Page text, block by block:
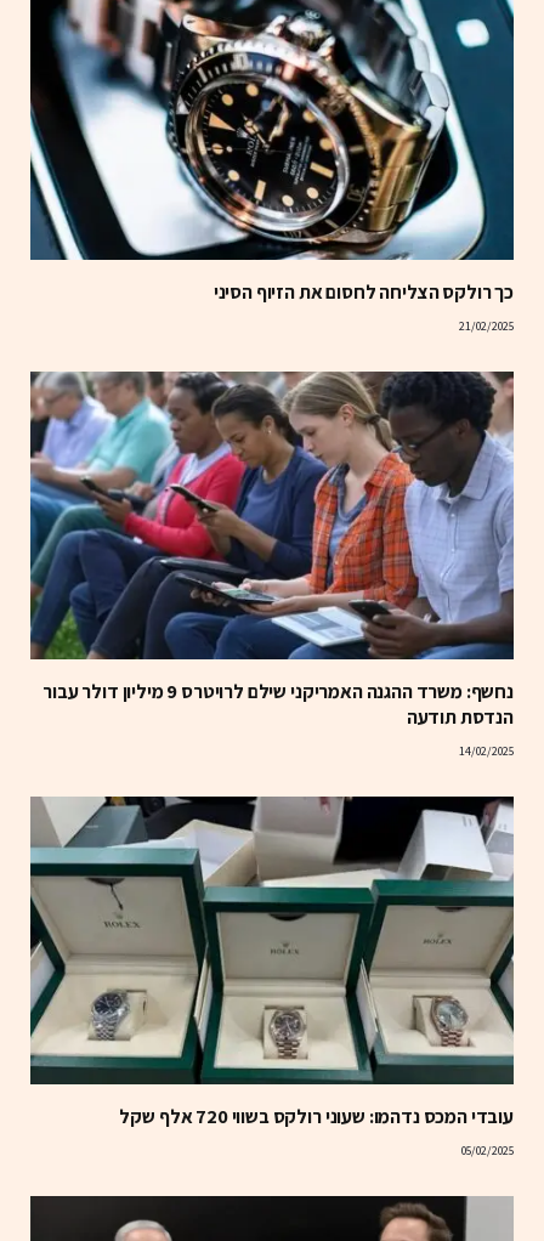
כך רולקס הצליחה לחסום את הזיוף הסיני
21/02/2025
נחשף: משרד ההגנה האמריקני שילם לרויטרס 9 מיליון דולר עבור
הנדסת תודעה
14/02/2025
עובדי המכס נדהמו: שעוני רולקס בשווי 720 אלף שקל
05/02/2025